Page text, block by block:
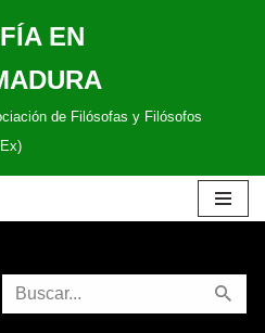
EN
de Filósofas y Filósofos